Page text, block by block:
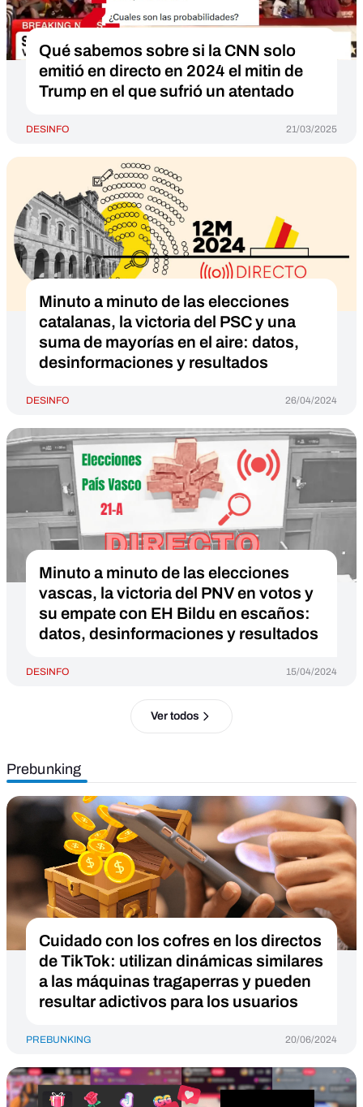
Qué sabemos sobre si la CNN solo
emitió en directo en 2024 el mitin de
Trump en el que sufrió un atentado
DESINFO 21/03/2025
Minuto a minuto de las elecciones
catalanas, la victoria del PSC y una
suma de mayorías en el aire: datos,
desinformaciones y resultados
DESINFO 26/04/2024
Minuto a minuto de las elecciones
vascas, la victoria del PNV en votos y
su empate con EH Bildu en escaños:
datos, desinformaciones y resultados
DESINFO 15/04/2024
Ver todos
Prebunking
Cuidado con los cofres en los directos
de TikTok: utilizan dinámicas similares
a las máquinas tragaperras y pueden
resultar adictivos para los usuarios
PREBUNKING 20/06/2024